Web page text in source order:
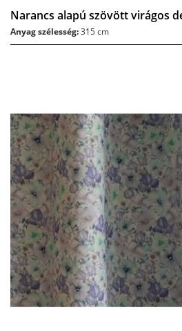
Narancs alapú szövött virágos
Anyag szélesség:315 cm